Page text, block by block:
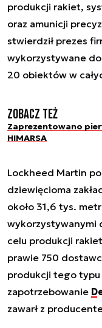
produkcji rakiet,
oraz amunicji
stwierdził prezes
wykorzystywane
20 obiektów w
Zobacz też
Zaprezentowano
HIMARSA
Lockheed Martin
dziewięcioma
około 31,6 tys.
wykorzystywanymi
celu produkcji
prawie 750
produkcji tego typu
zapotrzebowanie
zawarł z